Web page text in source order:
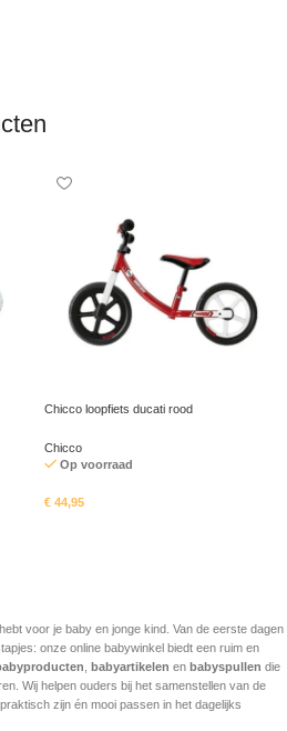
Chicco loopfiets ducati rood
Chicco
Op voorraad
€ 44,95
voor je baby en jonge kind. Van de eerste dagen
onze online babywinkel biedt een ruim en
babyartikelen en babyspullen die
Wij helpen ouders bij het samenstellen van de
zijn én mooi passen in het dagelijks